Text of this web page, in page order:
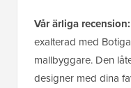
Vår ärliga recension:
exalterad med
mallbyggare. Den
designer med dina